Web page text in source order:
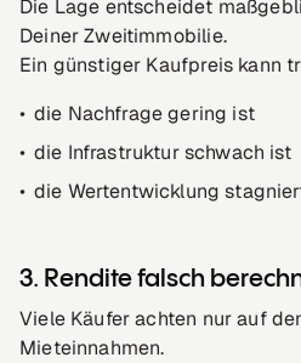
Die Lage entscheidet
Deiner Zweitimmobilie.
Ein günstiger Kaufpreis kann
die Nachfrage gering ist
die Infrastruktur schwach ist
die Wertentwicklung
3. Rendite falsch
Viele Käufer achten nur auf
Mieteinnahmen.